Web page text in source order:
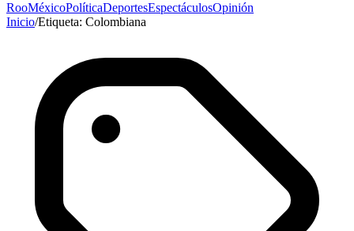
RooMéxicoPolíticaDeportesEspectáculosOpinión
Inicio/Etiqueta: Colombiana